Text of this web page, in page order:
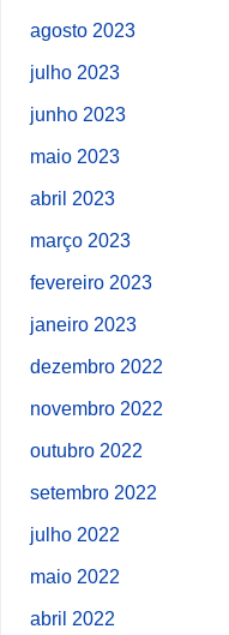
agosto 2023
julho 2023
junho 2023
maio 2023
abril 2023
março 2023
fevereiro 2023
janeiro 2023
dezembro 2022
novembro 2022
outubro 2022
setembro 2022
julho 2022
maio 2022
abril 2022